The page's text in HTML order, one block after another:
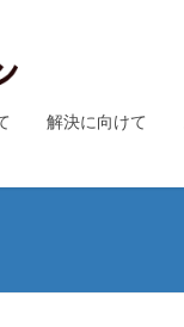
解決に向けて